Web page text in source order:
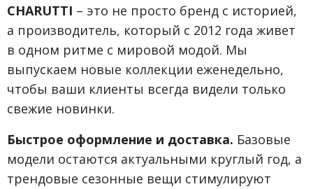
CHARUTTI – это не просто бренд с историей,
а производитель, который с 2012 года живет
в одном ритме с мировой модой. Мы
выпускаем новые коллекции еженедельно,
чтобы ваши клиенты всегда видели только
свежие новинки.
Быстрое оформление и доставка. Базовые
модели остаются актуальными круглый год, а
трендовые сезонные вещи стимулируют